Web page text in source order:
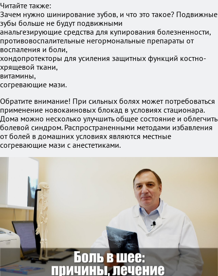
Читайте также:
Зачем нужно шинирование зубов, и что это такое? Подвижные
зубы больше не будут подвижными
анальгезирующие средства для купирования болезненности,
противовоспалительные негормональные препараты от
воспаления и боли,
хондопротекторы для усиления защитных функций костно-
хрящевой ткани,
витамины,
согревающие мази.
Обратите внимание! При сильных болях может потребоваться
применение новокаиновых блокад в условиях стационара.
Дома можно несколько улучшить общее состояние и облегчить
болевой синдром. Распространенными методами избавления
от болей в домашних условиях являются местные
согревающие мази с анестетиками.